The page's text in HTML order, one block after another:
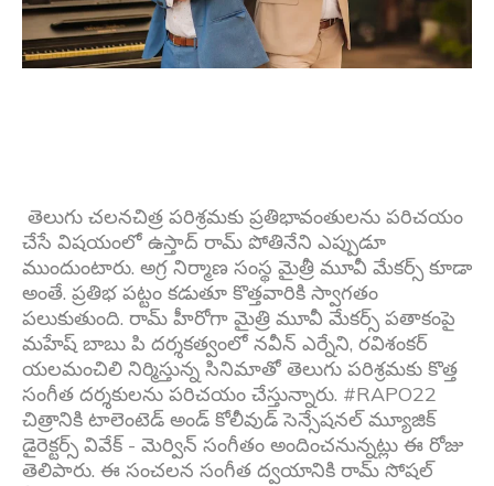
తెలుగు చలనచిత్ర పరిశ్రమకు ప్రతిభావంతులను పరిచయం
చేసే విషయంలో ఉస్తాద్ రామ్ పోతినేని ఎప్పుడూ
ముందుంటారు. అగ్ర నిర్మాణ సంస్థ మైత్రీ మూవీ మేకర్స్ కూడా
అంతే. ప్రతిభ పట్టం కడుతూ కొత్తవారికి స్వాగతం
పలుకుతుంది. రామ్ హీరోగా మైత్రి మూవీ మేకర్స్ పతాకంపై
మహేష్ బాబు పి దర్శకత్వంలో నవీన్ ఎర్నేని, రవిశంకర్
యలమంచిలి నిర్మిస్తున్న సినిమాతో తెలుగు పరిశ్రమకు కొత్త
సంగీత దర్శకులను పరిచయం చేస్తున్నారు. #RAPO22
చిత్రానికి టాలెంటెడ్ అండ్ కోలీవుడ్ సెన్సేషనల్ మ్యూజిక్
డైరెక్టర్స్ వివేక్ - మెర్విన్ సంగీతం అందించనున్నట్లు ఈ రోజు
తెలిపారు. ఈ సంచలన సంగీత ద్వయానికి రామ్ సోషల్